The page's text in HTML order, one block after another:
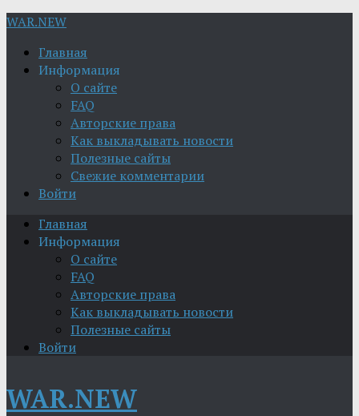
WAR.NEW
Главная
Информация
О сайте
FAQ
Авторские права
Как выкладывать новости
Полезные сайты
Свежие комментарии
Войти
Главная
Информация
О сайте
FAQ
Авторские права
Как выкладывать новости
Полезные сайты
Войти
WAR.NEW